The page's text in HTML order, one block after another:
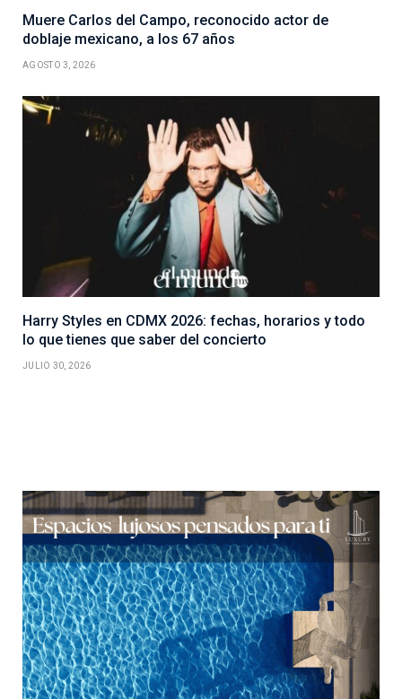
Muere Carlos del Campo, reconocido actor de
doblaje mexicano, a los 67 años
AGOSTO 3, 2026
Harry Styles en CDMX 2026: fechas, horarios y todo
lo que tienes que saber del concierto
JULIO 30, 2026